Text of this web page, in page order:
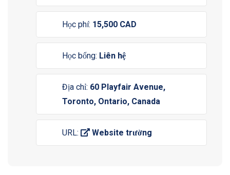
Học phí: 15,500 CAD
Học bổng: Liên hệ
Địa chỉ: 60 Playfair Avenue,
Toronto, Ontario, Canada
URL: Website trường